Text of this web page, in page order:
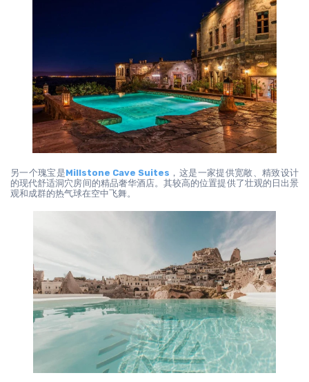
另一个瑰宝是Millstone Cave Suites ，这是一家提供宽敞、精致设计
的现代舒适洞穴房间的精品奢华酒店。其较高的位置提供了壮观的日出景
观和成群的热气球在空中飞舞。